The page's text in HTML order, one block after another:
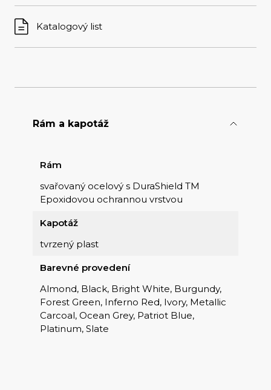
Katalogový list
Rám a kapotáž
Rám
svařovaný ocelový s DuraShield TM
Epoxidovou ochrannou vrstvou
Kapotáž
tvrzený plast
Barevné provedení
Almond, Black, Bright White, Burgundy,
Forest Green, Inferno Red, Ivory, Metallic
Carcoal, Ocean Grey, Patriot Blue,
Platinum, Slate